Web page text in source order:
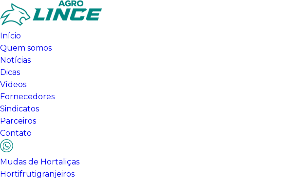
Início
Quem somos
Notícias
Dicas
Vídeos
Fornecedores
Sindicatos
Parceiros
Contato
Mudas de Hortaliças
Hortifrutigranjeiros